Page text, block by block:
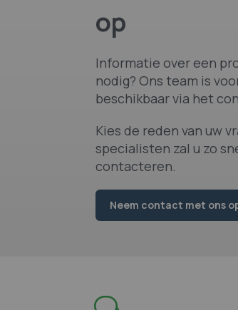
op
Informatie over een
nodig? Ons team is
beschikbaar via het
Kies de reden van uw
specialisten zal u zo
contacteren.
Neem contact met ons